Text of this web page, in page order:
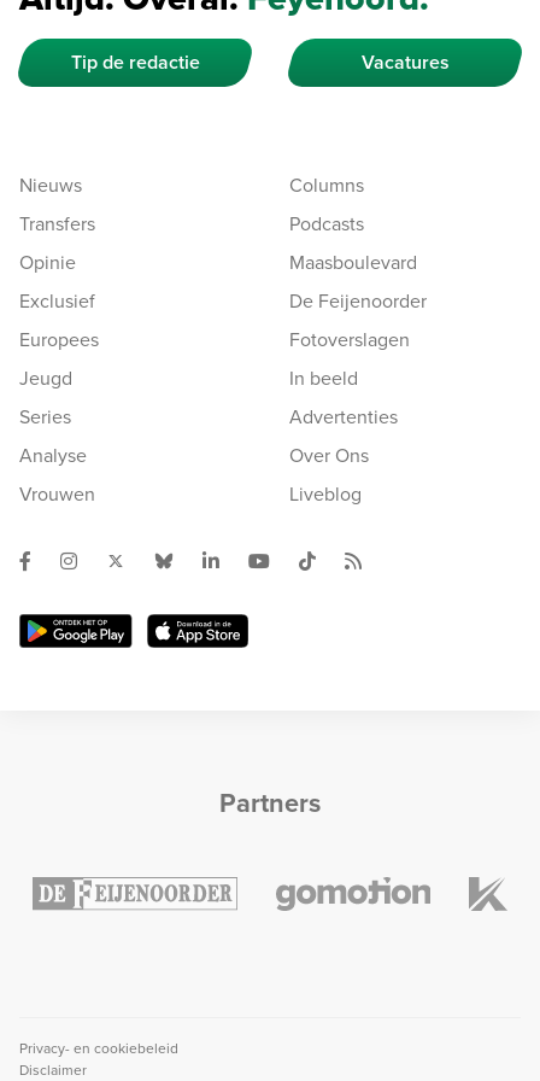
Tip de redactie Vacatures
Nieuws
Transfers
Opinie
Exclusief
Europees
Jeugd
Series
Analyse
Vrouwen
Columns
Podcasts
Maasboulevard
De Feijenoorder
Fotoverslagen
In beeld
Advertenties
Over Ons
Liveblog
Partners
Privacy- en cookiebeleid
Disclaimer